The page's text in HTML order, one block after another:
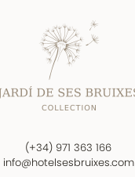
(+34) 971 363 166
info@hotelsesbruixes.com